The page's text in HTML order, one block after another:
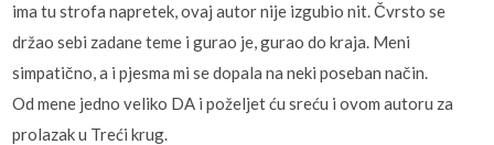
ima tu strofa napretek, ovaj autor nije izgubio nit. Čvrsto se
držao sebi zadane teme i gurao je, gurao do kraja. Meni
simpatično, a i pjesma mi se dopala na neki poseban način.
Od mene jedno veliko DA i poželjet ću sreću i ovom autoru za
prolazak u Treći krug.